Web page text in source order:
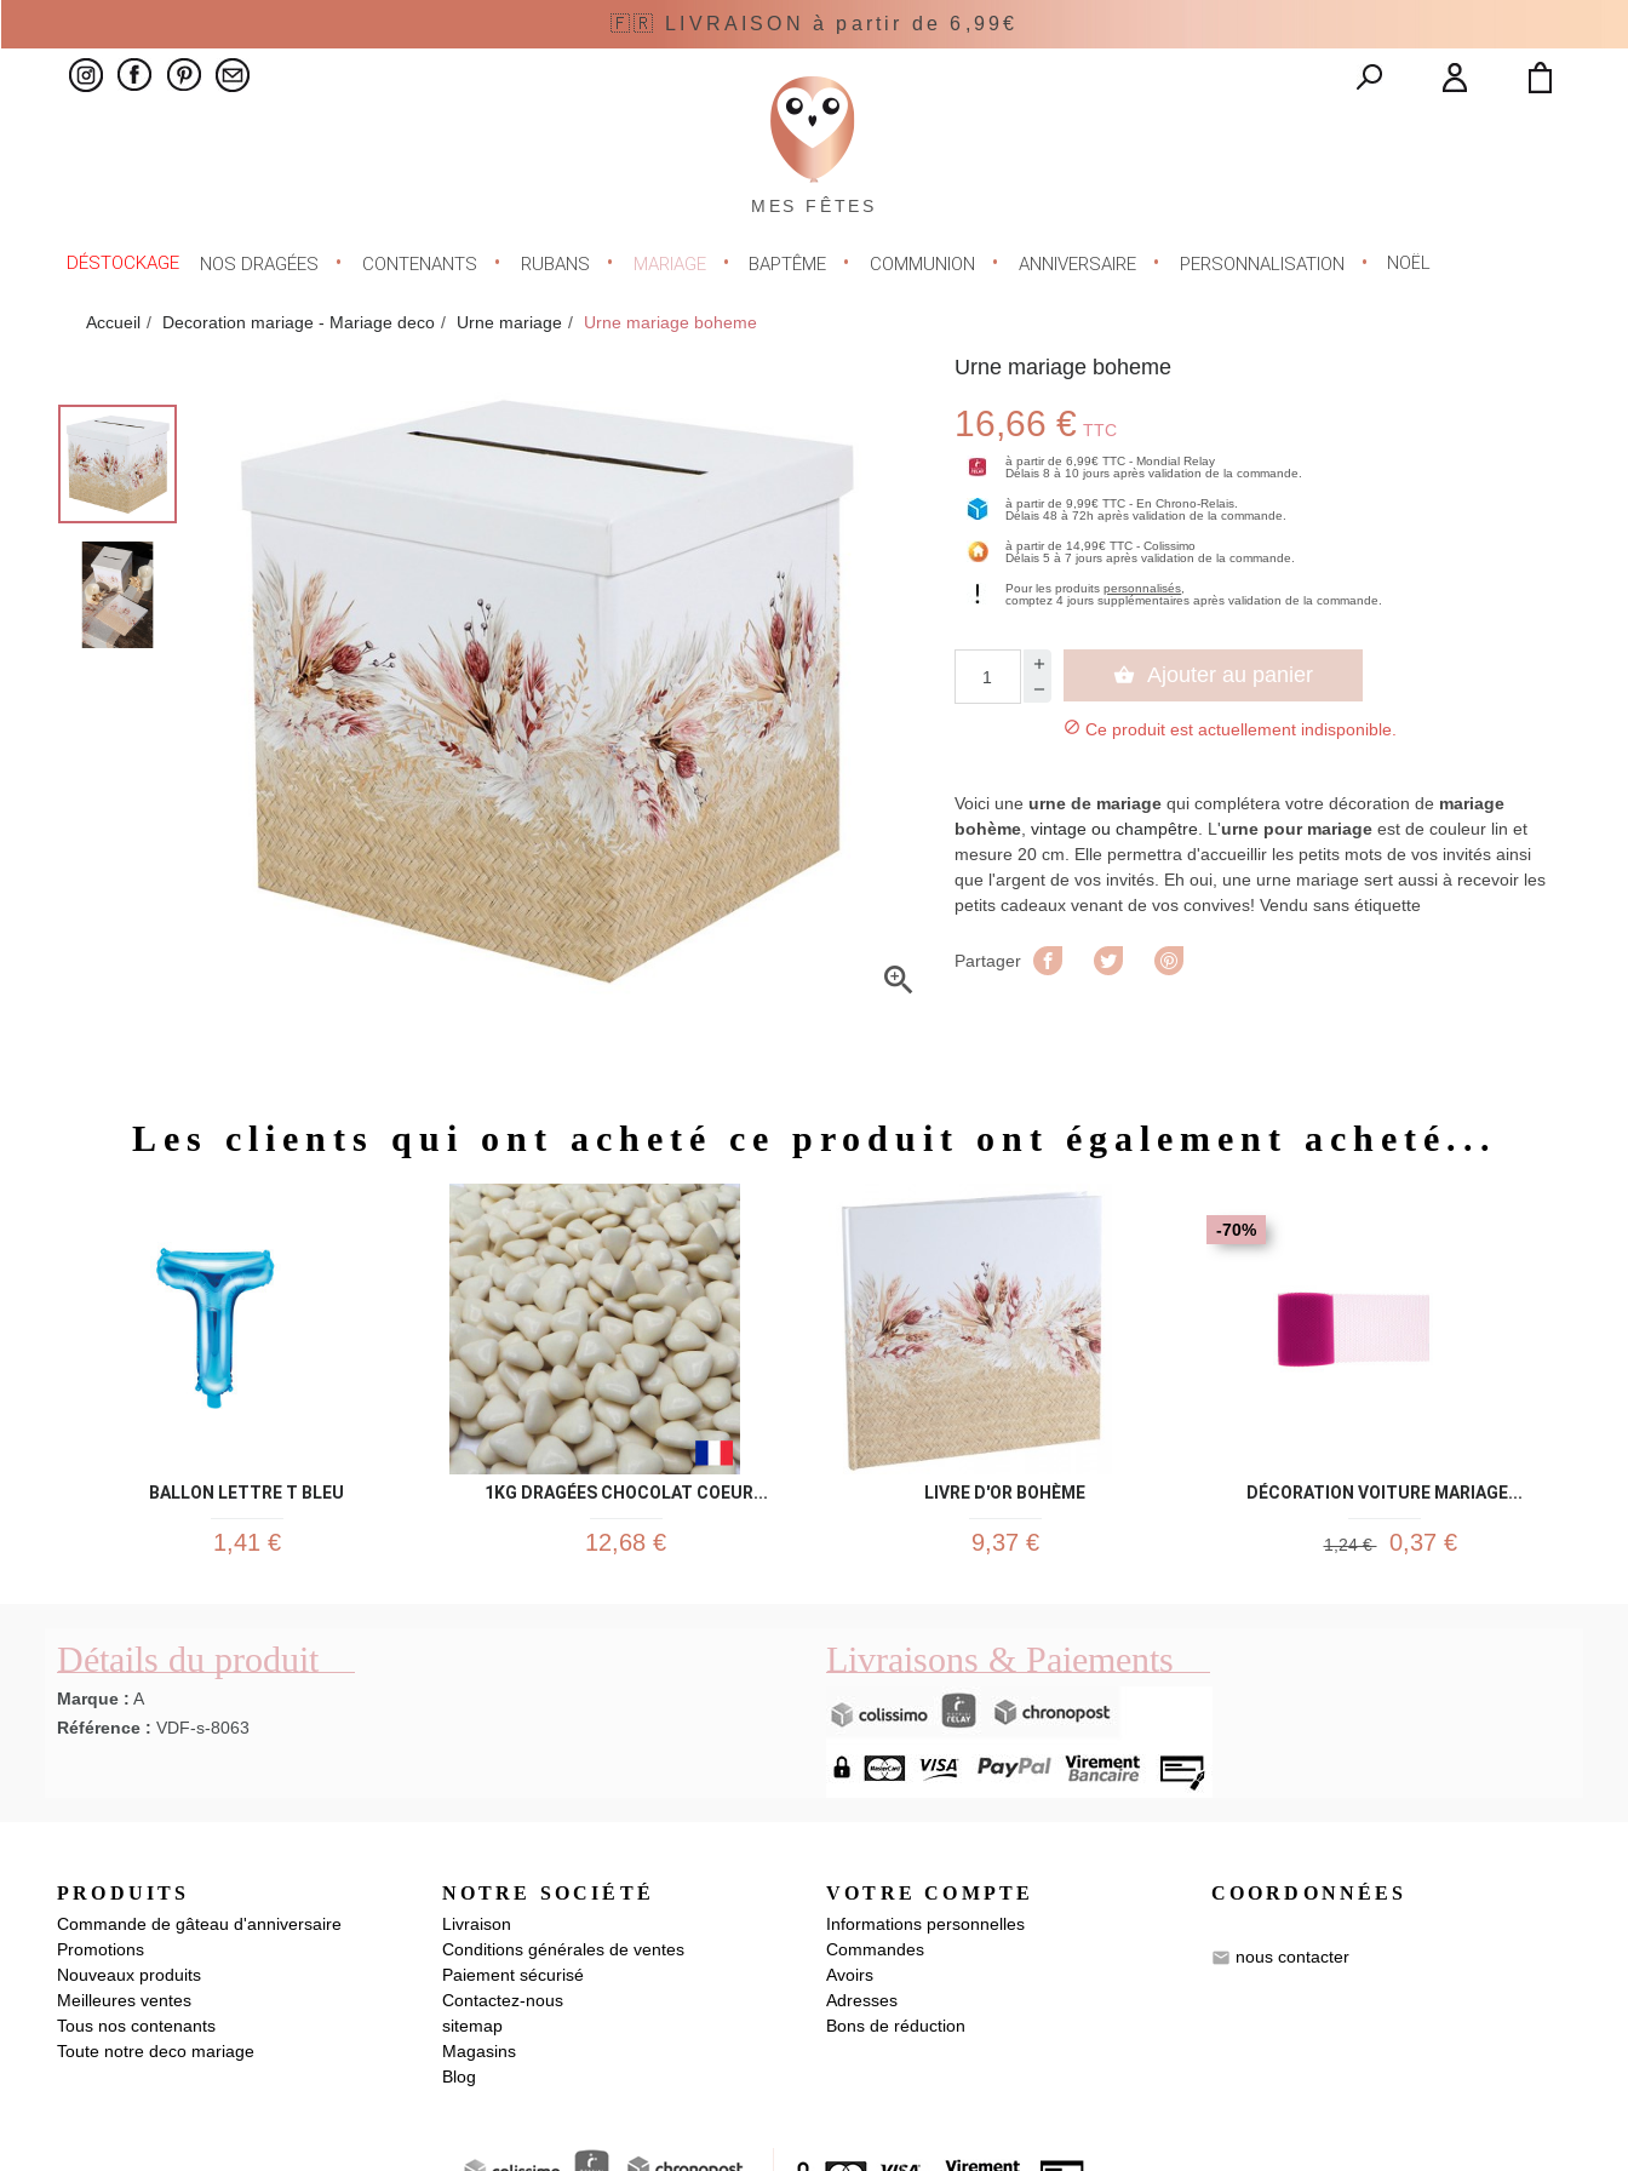
🇫🇷 LIVRAISON à partir de 6,99€
MES FÊTES
DÉSTOCKAGE NOS DRAGÉES CONTENANTS RUBANS MARIAGE BAPTÊME COMMUNION ANNIVERSAIRE PERSONNALISATION NOËL
Accueil Decoration mariage - Mariage deco Urne mariage Urne mariage boheme

Urne mariage boheme
16,66 € TTC
à partir de 6,99€ TTC - Mondial Relay
Délais 8 à 10 jours après validation de la commande.
à partir de 9,99€ TTC - En Chrono-Relais.
Délais 48 à 72h après validation de la commande.
à partir de 14,99€ TTC - Colissimo
Délais 5 à 7 jours après validation de la commande.
Pour les produitspersonnalisés
comptez 4 jours supplémentaires après validation de la commande.
 Ajouter au panier
 Ce produit est actuellement indisponible.
Voici une urne de mariagequi complétera votre décoration de mariage
bohème, vintage ou champêtre. L'urne pour mariageest de couleur lin et
mesure 20 cm. Elle permettra d'accueillir les petits mots de vos invités ainsi
que l'argent de vos invités. Eh oui, une urne mariage sert aussi à recevoir les
petits cadeaux venant de vos convives! Vendu sans étiquette
Partager Partager Tweet
Les clients qui ont acheté ce produit ont également acheté...
BALLON LETTRE T BLEU
1,41 €
Aperçu rapide
1KG DRAGÉES CHOCOLAT COEUR...
12,68 €
LIVRE D'OR BOHÈME
9,37 €
DÉCORATION VOITURE MARIAGE...
-70%
1,24 € 0,37 €
Détails du produit
Marque : A
Référence : VDF-s-8063
Livraisons & Paiements
PRODUITS
Commande de gâteau d'anniversaire
Promotions
Nouveaux produits
Meilleures ventes
Tous nos contenants
Toute notre deco mariage
NOTRE SOCIÉTÉ
Livraison
Conditions générales de ventes
Paiement sécurisé
Contactez-nous
sitemap
Magasins
Blog
VOTRE COMPTE
Informations personnelles
Commandes
Avoirs
Adresses
Bons de réduction
COORDONNÉES
email nous contacter